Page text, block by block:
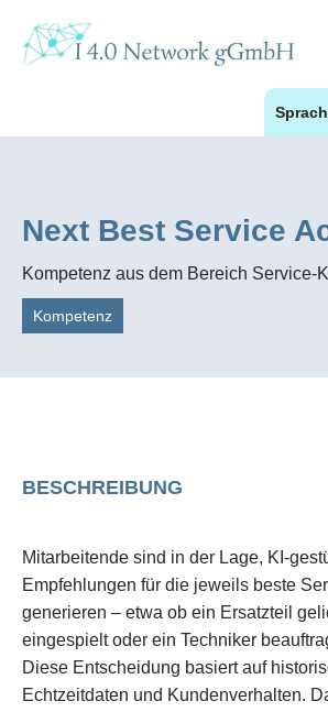
Next Best Service
Kompetenz aus dem Bereich Service-KI
Kompetenz
BESCHREIBUNG
Mitarbeitende sind in der Lage, KI-
Empfehlungen für die jeweils beste
generieren – etwa ob ein Ersatzteil
eingespielt oder ein Techniker
Diese Entscheidung basiert auf
Echtzeitdaten und Kundenverhalten.